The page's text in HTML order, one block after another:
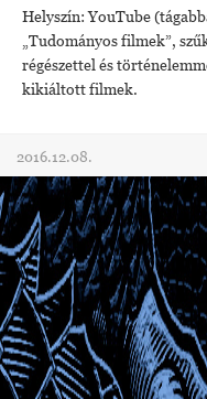
Helyszín: YouTube
„Tudományos filmek”,
régészettel és
kikiáltott filmek.
2016.12.08.